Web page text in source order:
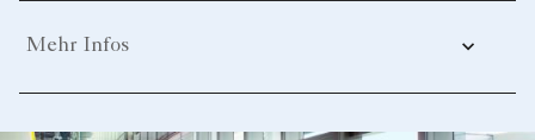
Mehr Infos